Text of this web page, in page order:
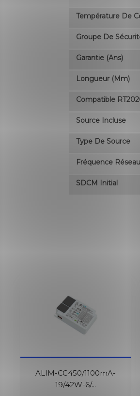
Température De
Groupe De
Garantie (ans)
Longueur (mm)
Compatible
Source Incluse
Type De Source
Fréquence Réseau
SDCM Initial
Réapprovisionnement
ALIM-CC450/1100mA-
19/42W-6/...